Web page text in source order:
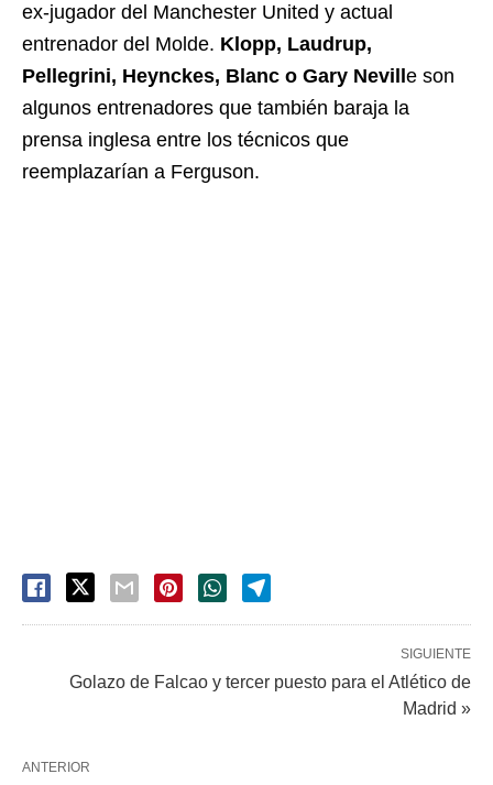
ex-jugador del Manchester United y actual
entrenador del Molde. Klopp, Laudrup,
Pellegrini, Heynckes, Blanc o Gary Nevill e son
algunos entrenadores que también baraja la
prensa inglesa entre los técnicos que
reemplazarían a Ferguson.
SIGUIENTE
Golazo de Falcao y tercer puesto para el Atlético de
Madrid »
ANTERIOR